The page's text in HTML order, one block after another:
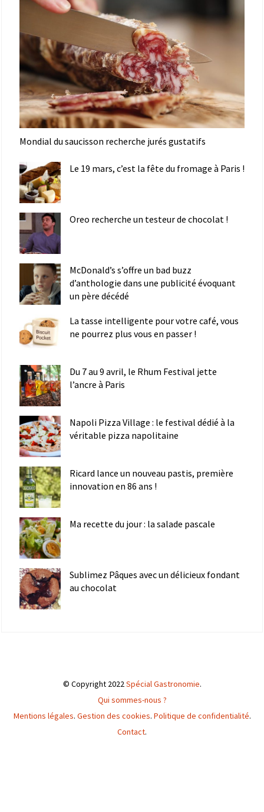
Mondial du saucisson recherche jurés gustatifs
Le 19 mars, c’est la fête du fromage à Paris !
Oreo recherche un testeur de chocolat !
McDonald’s s’offre un bad buzz
d’anthologie dans une publicité évoquant
un père décédé
La tasse intelligente pour votre café, vous
ne pourrez plus vous en passer !
Du 7 au 9 avril, le Rhum Festival jette
l’ancre à Paris
Napoli Pizza Village : le festival dédié à la
véritable pizza napolitaine
Ricard lance un nouveau pastis, première
innovation en 86 ans !
Ma recette du jour : la salade pascale
Sublimez Pâques avec un délicieux fondant
au chocolat
© Copyright 2022Spécial Gastronomie.
Qui sommes-nous ?
Mentions légales. Gestion des cookies. Politique de confidentialité.
Contact.